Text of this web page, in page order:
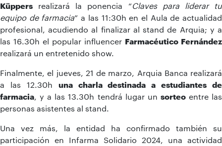
Küppers realizará la ponencia “Claves para liderar tu
equipo de farmacia” a las 11:30h en el Aula de actualidad
profesional, acudiendo al finalizar al stand de Arquia; y a
las 16.30h el popular influencer Farmacéutico Fernández
realizará un entretenido show.
Finalmente, el jueves, 21 de marzo, Arquia Banca realizará
a las 12.30h una charla destinada a estudiantes de
farmacia , y a las 13.30h tendrá lugar un sorteoentre las
personas asistentes al stand.
Una vez más, la entidad ha confirmado también su
participación en Infarma Solidario 2024, una actividad